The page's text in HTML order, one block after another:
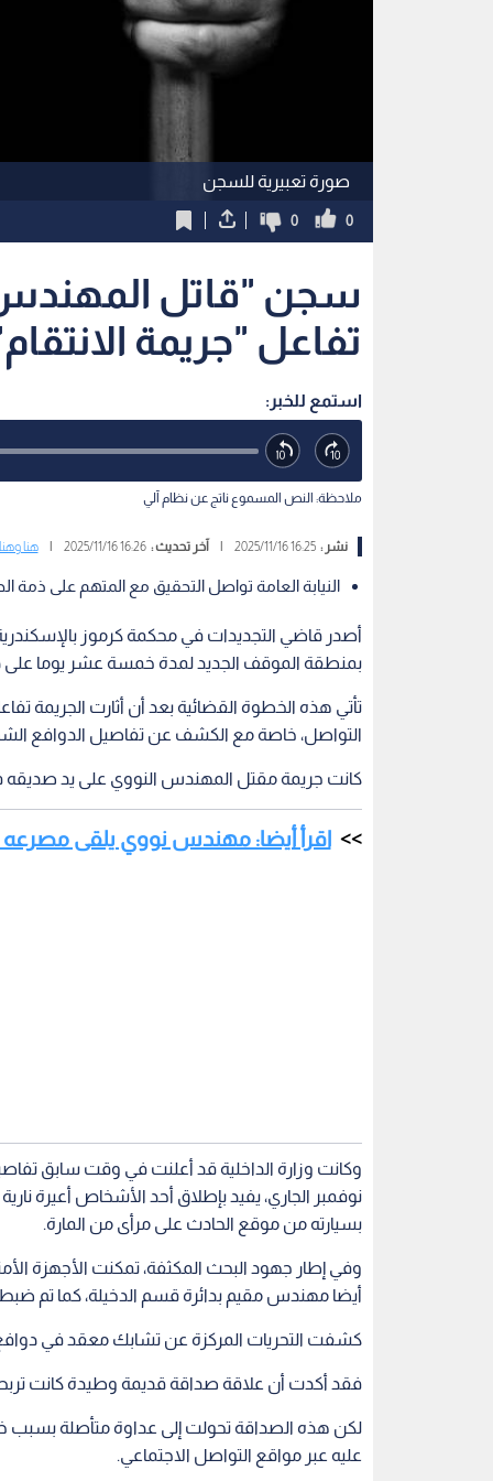
صورة تعبيرية للسجن
0
0
تفاعل "جريمة
استمع للخبر:
ملاحظة: النص المسموع ناتج عن نظام آلي
نشر :16:25 2025/11/16 آخر تحديث :16:26 2025/11/16 هنا
النيابة العامة تواصل التحقيق مع المتهم على ذمة الحبس
أصدر قاضي التجديدات في محكمة كرموز
بمنطقة الموقف الجديد لمدة خمسة عشر يوما على
تأتي هذه الخطوة القضائية بعد أن أثارت الجريمة
التواصل، خاصة مع الكشف عن تفاصيل الدوافع
كانت جريمة مقتل المهندس النووي على يد صديقه
اقرأ أيضا: مهندس نووي يلقى مصرعه بـ7 طلقات نارية على يد صديقه في
نوفمبر الجاري، يفيد بإطلاق أحد الأشخاص أعيرة نارية
بسيارته من موقع الحادث على مرأى من المارة.
وفي إطار جهود البحث المكثفة، تمكنت الأجهزة
أيضا مهندس مقيم بدائرة قسم الدخيلة، كما تم
كشفت التحريات المركزة عن تشابك معقد في دوافع
فقد أكدت أن علاقة صداقة قديمة وطيدة كانت تربط
لكن هذه الصداقة تحولت إلى عداوة متأصلة بسبب
عليه عبر مواقع التواصل الاجتماعي.